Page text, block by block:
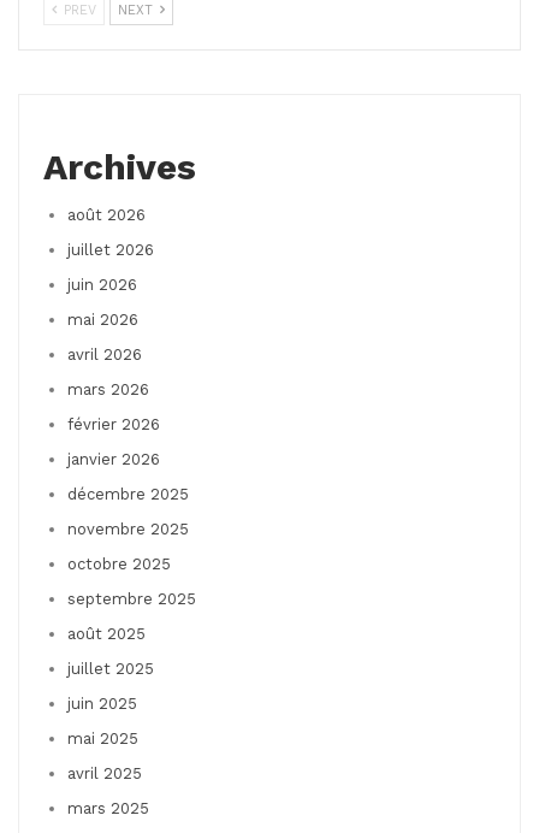
PREV NEXT
Archives
août 2026
juillet 2026
juin 2026
mai 2026
avril 2026
mars 2026
février 2026
janvier 2026
décembre 2025
novembre 2025
octobre 2025
septembre 2025
août 2025
juillet 2025
juin 2025
mai 2025
avril 2025
mars 2025